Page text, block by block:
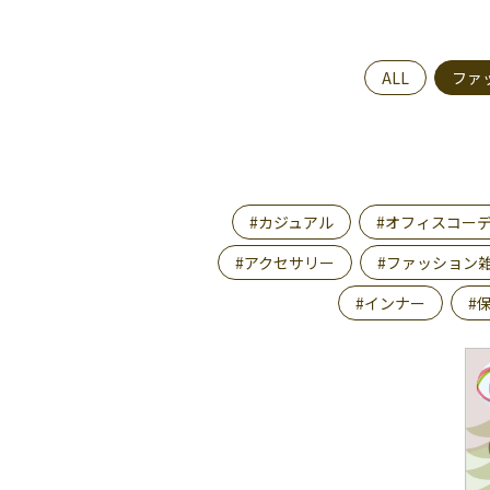
ALL ファ
#カジュアル #オフィスコー
#アクセサリー
#ファッション
#インナー
#